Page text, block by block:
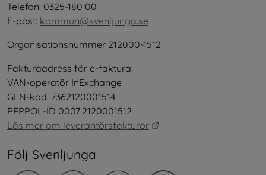
Telefon: 0325-180 00
E-post: kommun@svenljunga.se
Organisationsnummer 212000-1512
Fakturaadress för e-faktura:
VAN-operatör InExchange
GLN-kod: 7362120001514
PEPPOL-ID 0007:2120001512
Läs mer om leverantörsfakturor
Följ Svenljunga